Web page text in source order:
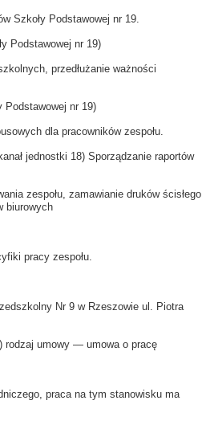
Szkoły Podstawowej nr 19.
Podstawowej nr 19)
przedłużanie ważności
Podstawowej nr 19)
dla pracowników zespołu.
jednostki 18) Sporządzanie raportów
zespołu, zamawianie druków ścisłego
biurowych
pracy zespołu.
Nr 9 w Rzeszowie ul. Piotra
rodzaj umowy — umowa o pracę
praca na tym stanowisku ma